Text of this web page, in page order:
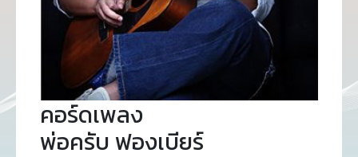
คอร์ดเพลง
พ่อครับ ฟองเบียร์